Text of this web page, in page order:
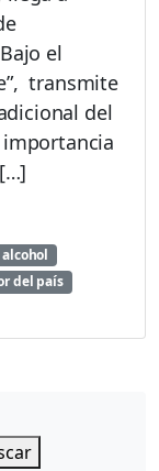
r
o
s
T
a
c
i
l
l
g
u
e
el
transmite
del
del país